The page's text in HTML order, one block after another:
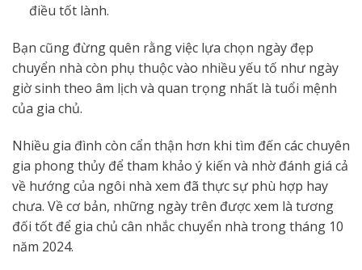
điều tốt lành.
Bạn cũng đừng quên rằng việc lựa chọn ngày đẹp
chuyển nhà còn phụ thuộc vào nhiều yếu tố như ngày
giờ sinh theo âm lịch và quan trọng nhất là tuổi mệnh
của gia chủ.
Nhiều gia đình còn cẩn thận hơn khi tìm đến các chuyên
gia phong thủy để tham khảo ý kiến và nhờ đánh giá cả
về hướng của ngôi nhà xem đã thực sự phù hợp hay
chưa. Về cơ bản, những ngày trên được xem là tương
đối tốt để gia chủ cân nhắc chuyển nhà trong tháng 10
năm 2024.